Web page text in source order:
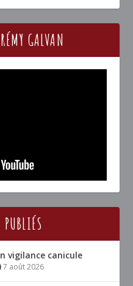
GALVAN
vigilance canicule
7 août 2026